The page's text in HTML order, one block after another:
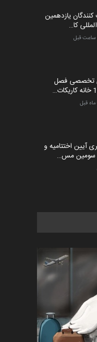
یازدهمین
کا…
تخصصی فصل
قبل
آیین اختتامیه و
سومین مس…
به یاد اردوغان باشول (۱۹۳۶–
کارتون و پوستر
به ا…